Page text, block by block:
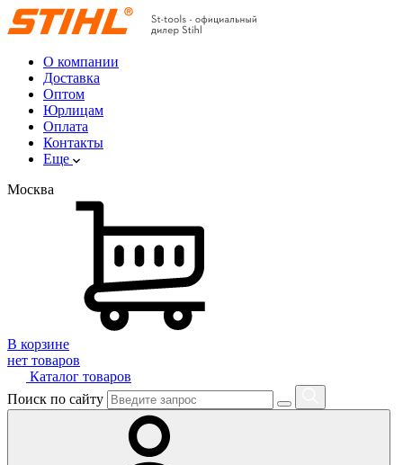
О компании
Доставка
Оптом
Юрлицам
Оплата
Контакты
Еще
Москва
В корзине
нет товаров
Каталог товаров
Поиск по сайту